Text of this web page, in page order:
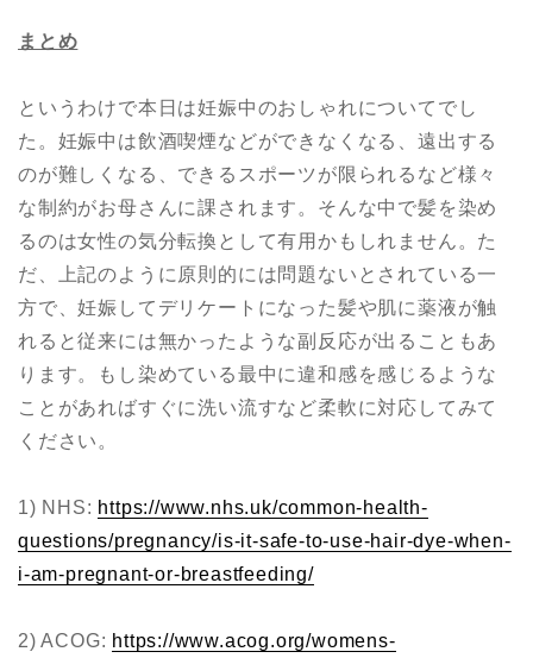
まとめ
というわけで本日は妊娠中のおしゃれについてでし
た。妊娠中は飲酒喫煙などができなくなる、遠出する
のが難しくなる、できるスポーツが限られるなど様々
な制約がお母さんに課されます。そんな中で髪を染め
るのは女性の気分転換として有用かもしれません。た
だ、上記のように原則的には問題ないとされている一
方で、妊娠してデリケートになった髪や肌に薬液が触
れると従来には無かったような副反応が出ることもあ
ります。もし染めている最中に違和感を感じるような
ことがあればすぐに洗い流すなど柔軟に対応してみて
ください。
1) NHS: https://www.nhs.uk/common-health-
questions/pregnancy/is-it-safe-to-use-hair-dye-when-
i-am-pregnant-or-breastfeeding/
2) ACOG: https://www.acog.org/womens-